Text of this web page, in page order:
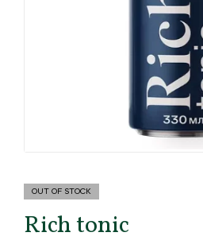
OUT OF STOCK
Rich tonic